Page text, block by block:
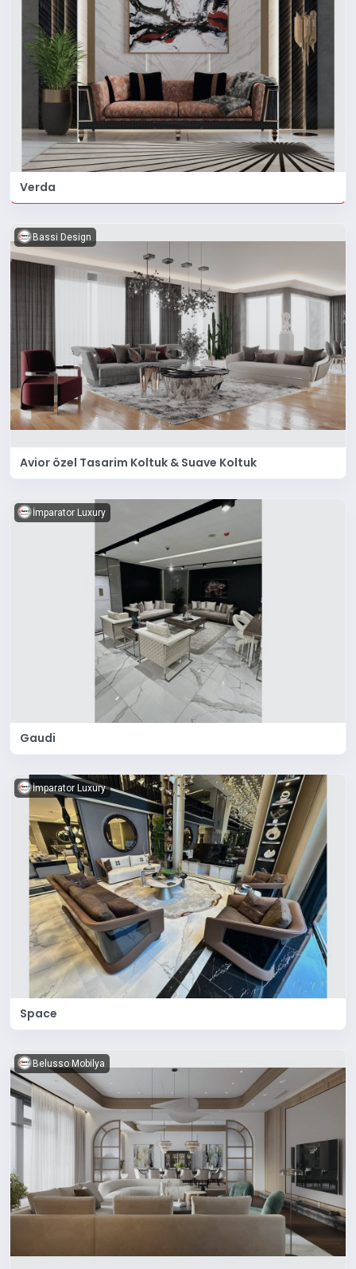
Verda
Bassi Design
Avior özel Tasarim Koltuk & Suave Koltuk
İmparator Luxury
Gaudi
İmparator Luxury
Space
Belusso Mobilya